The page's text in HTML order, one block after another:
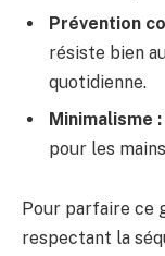
Prévention
résiste bien
quotidienne.
Minimalisme :
pour les
Pour parfaire ce
respectant la